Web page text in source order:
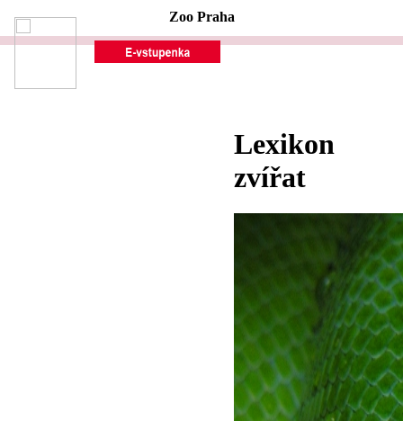
Zoo Praha
Lexikon
zvířat